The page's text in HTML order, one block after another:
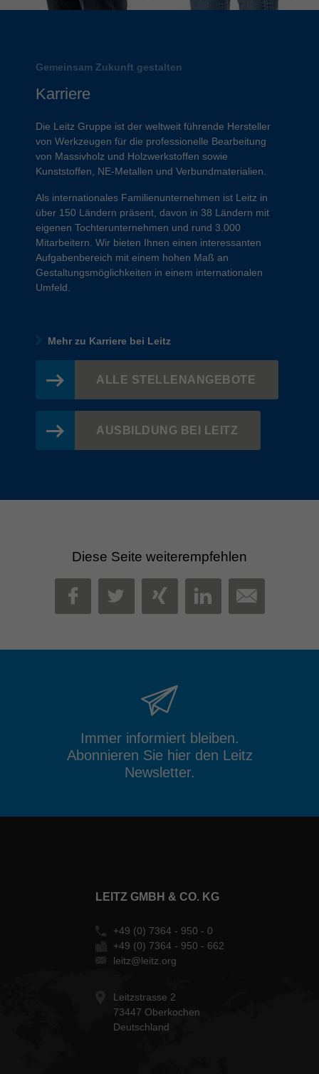
Gemeinsam Zukunft gestalten
Karriere
Die Leitz Gruppe ist der weltweit führende Hersteller
von Werkzeugen für die professionelle Bearbeitung
von Massivholz und Holzwerkstoffen sowie
Kunststoffen, NE-Metallen und Verbundmaterialien.
Als internationales Familienunternehmen ist Leitz in
über 150 Ländern präsent, davon in 38 Ländern mit
eigenen Tochterunternehmen und rund 3.000
Mitarbeitern. Wir bieten Ihnen einen interessanten
Aufgabenbereich mit einem hohen Maß an
Gestaltungsmöglichkeiten in einem internationalen
Umfeld.
Mehr zu Karriere bei Leitz
ALLE STELLENANGEBOTE
AUSBILDUNG BEI LEITZ
Diese Seite weiterempfehlen
FACEBOOK
TWITTER
XINGLINKEDIN
MAIL
Immer informiert bleiben.
Abonnieren Sie hier den Leitz
Newsletter.
LEITZ GMBH & CO. KG
+49 (0) 7364 - 950 - 0
+49 (0) 7364 - 950 - 662
leitz@leitz.org
Leitzstrasse 2
73447 Oberkochen
Deutschland